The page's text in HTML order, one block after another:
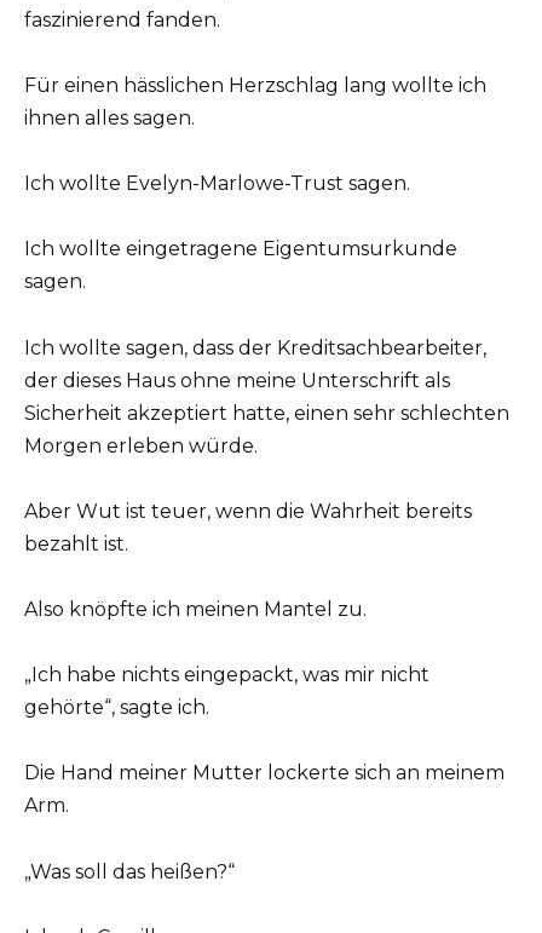
faszinierend fanden.
Für einen hässlichen Herzschlag lang wollte ich
ihnen alles sagen.
Ich wollte Evelyn-Marlowe-Trust sagen.
Ich wollte eingetragene Eigentumsurkunde
sagen.
Ich wollte sagen, dass der Kreditsachbearbeiter,
der dieses Haus ohne meine Unterschrift als
Sicherheit akzeptiert hatte, einen sehr schlechten
Morgen erleben würde.
Aber Wut ist teuer, wenn die Wahrheit bereits
bezahlt ist.
Also knöpfte ich meinen Mantel zu.
„Ich habe nichts eingepackt, was mir nicht
gehörte“, sagte ich.
Die Hand meiner Mutter lockerte sich an meinem
Arm.
„Was soll das heißen?“